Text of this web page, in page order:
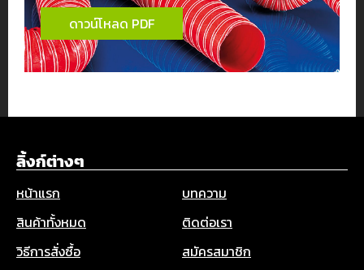
ดาวน์โหลด PDF
ลิ้งก์ต่างๆ
หน้าแรก
บทความ
สินค้าทั้งหมด
ติดต่อเรา
วิธีการสั่งซื้อ
สมัครสมาชิก